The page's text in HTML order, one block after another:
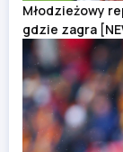
Młodzieżowy
gdzie zagra